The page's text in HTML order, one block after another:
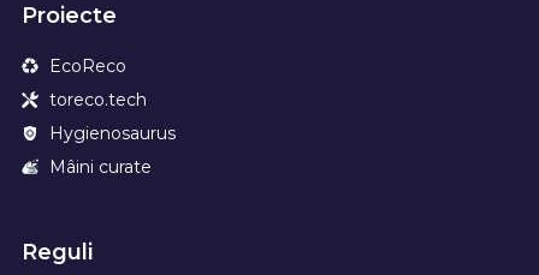
Proiecte
EcoReco
toreco.tech
Hygienosaurus
Mâini curate
Reguli